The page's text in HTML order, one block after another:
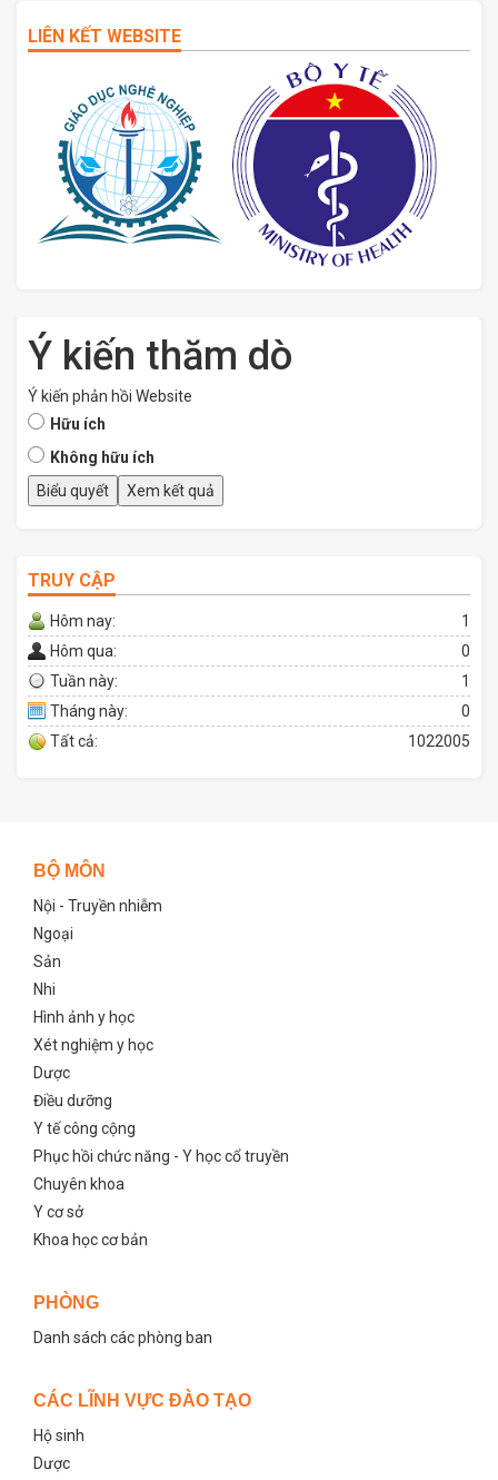
LIÊN KẾT WEBSITE
Ý kiến thăm dò
Ý kiến phản hồi Website
Hữu ích
Không hữu ích
TRUY CẬP
Hôm nay:
1
Hôm qua:
0
Tuần này:
1
Tháng này:
0
Tất cả:
1022005
BỘ MÔN
Nội - Truyền nhiễm
Ngoại
Sản
Nhi
Hình ảnh y học
Xét nghiệm y học
Dược
Điều dưỡng
Y tế công cộng
Phục hồi chức năng - Y học cổ truyền
Chuyên khoa
Y cơ sở
Khoa học cơ bản
PHÒNG
Danh sách các phòng ban
CÁC LĨNH VỰC ĐÀO TẠO
Hộ sinh
Dược